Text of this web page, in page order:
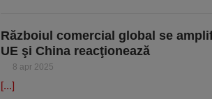
Războiul comercial global se
UE şi China reacţionează
8 apr 2025
[...]